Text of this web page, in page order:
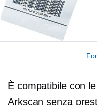
È compatibile con
Arkscan senza